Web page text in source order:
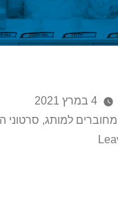
4 במרץ 2021
מחוברים למותג, סרטוני